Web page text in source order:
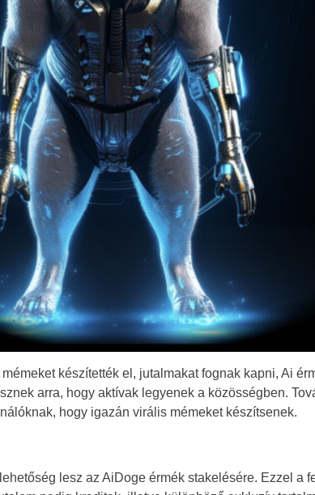
Turkey
készítették el, jutalmakat fognak kapni, Ai
arra, hogy aktívak legyenek a közösségben.
hogy igazán virális mémeket készítsenek.
lesz az AiDoge érmék stakelésére. Ezzel a